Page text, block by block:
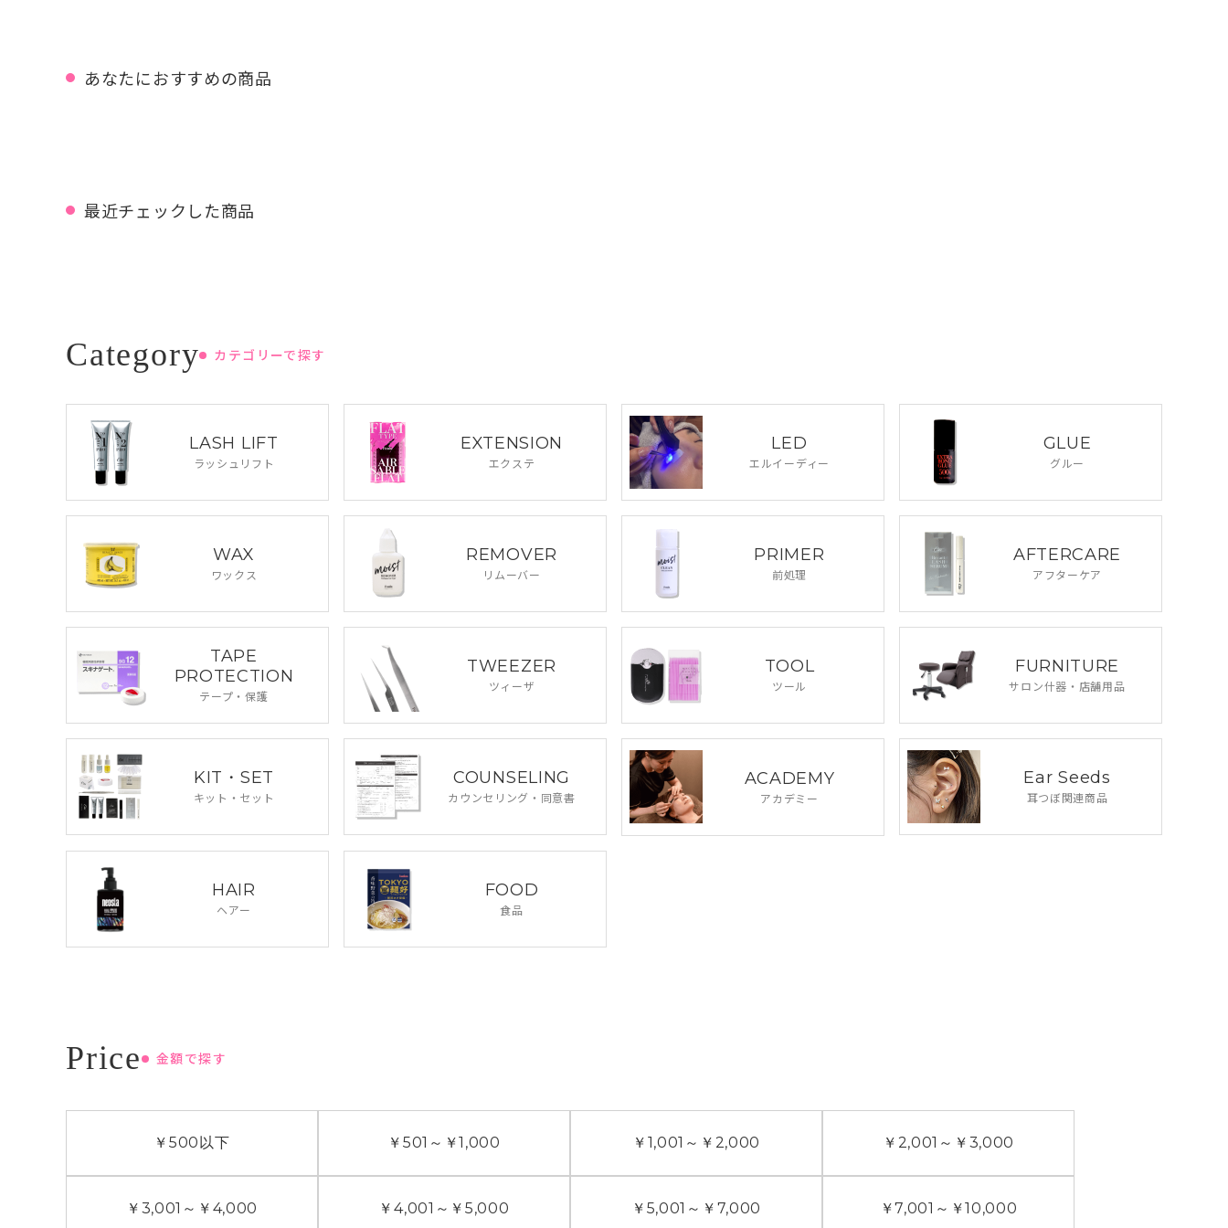
あなたにおすすめの商品
最近チェックした商品
カテゴリーで探す
LASH LIFT
ラッシュリフト
EXTENSION
エクステ
LED
エルイーディー
GLUE
グルー
WAX
ワックス
REMOVER
リムーバー
PRIMER
前処理
AFTERCARE
アフターケア
TAPE
PROTECTION
テープ・保護
TWEEZER
ツィーザ
TOOL
ツール
FURNITURE
サロン什器・ 店舗用品
KIT・SET
キット・セット
COUNSELING
カウンセリング・ 同意書
ACADEMY
アカデミー
Ear Seeds
耳つぼ関連商品
HAIR
ヘアー
FOOD
食品
金額で探す
￥500以下 ￥501 ～ ￥1,000 ￥1,001 ～ ￥2,000 ￥2,001 ～ ￥3,000
￥3,001 ～ ￥4,000 ￥4,001 ～ ￥5,000 ￥5,001 ～ ￥7,000 ￥7,001 ～ ￥10,000